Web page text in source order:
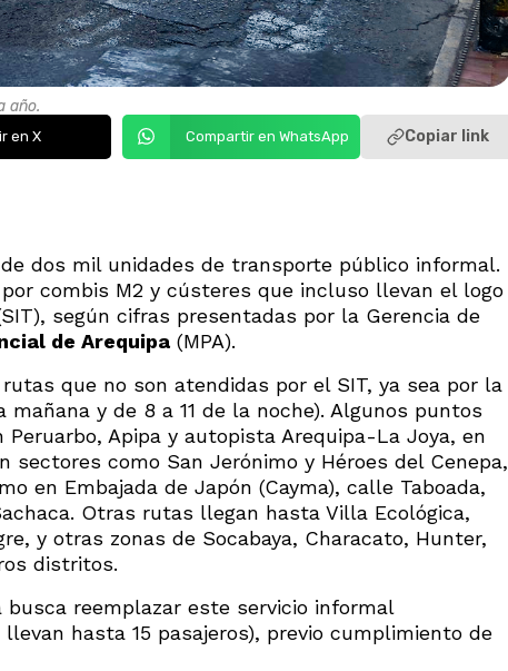
año.
en X Compartir en WhatsApp Copiar link
dos mil unidades de transporte público informal.
combis M2 y cústeres que incluso llevan el logo
según cifras presentadas por la Gerencia de
de Arequipa (MPA).
que no son atendidas por el SIT, ya sea por la
y de 8 a 11 de la noche). Algunos puntos
Apipa y autopista Arequipa-La Joya, en
sectores como San Jerónimo y Héroes del Cenepa,
en Embajada de Japón (Cayma), calle Taboada,
Otras rutas llegan hasta Villa Ecológica,
y otras zonas de Socabaya, Characato, Hunter,
distritos.
busca reemplazar este servicio informal
hasta 15 pasajeros), previo cumplimiento de